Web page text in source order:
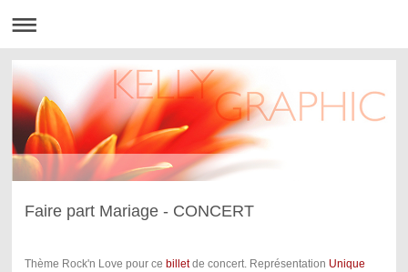
Faire part Mariage - CONCERT
Thème Rock'n Love pour ce billetde concert. Représentation Unique